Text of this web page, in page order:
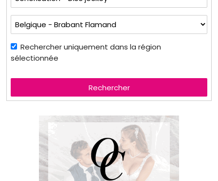
Rechercher uniquement dans la région
sélectionnée
Rechercher